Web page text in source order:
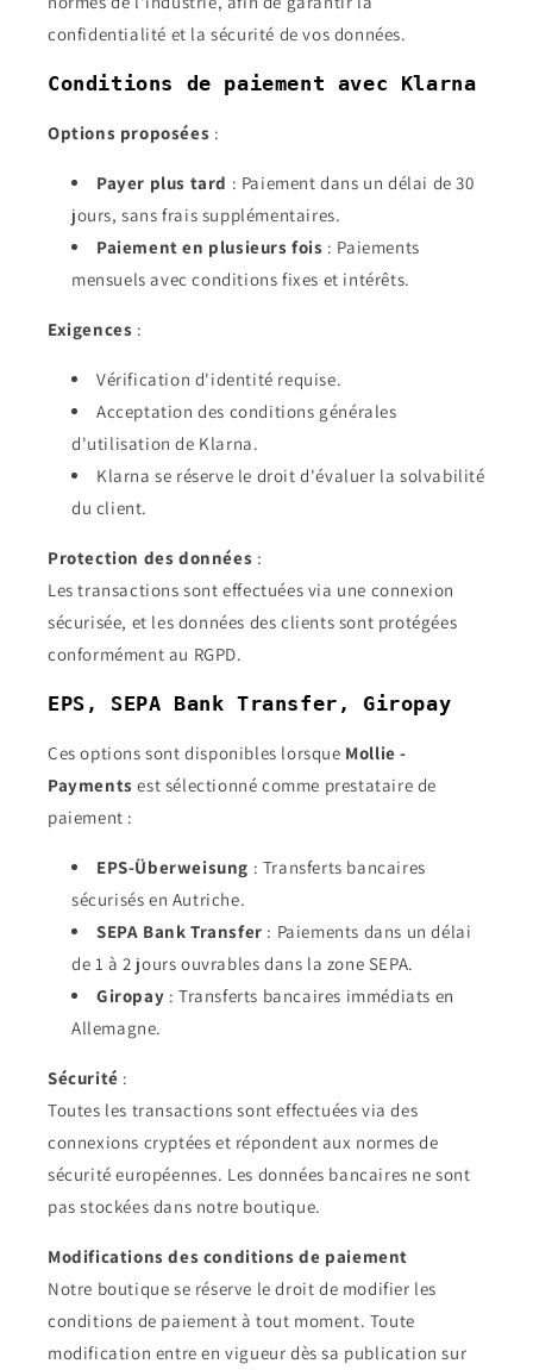
confidentialité et la sécurité de vos données.
Conditions de paiement avec Klarna
Options proposées :
Payer plus tard : Paiement dans un délai de 30
jours, sans frais supplémentaires.
Paiement en plusieurs fois : Paiements
mensuels avec conditions fixes et intérêts.
Exigences :
Vérification d'identité requise.
Acceptation des conditions générales
d'utilisation de Klarna.
Klarna se réserve le droit d'évaluer la solvabilité
du client.
Protection des données :
Les transactions sont effectuées via une connexion
sécurisée, et les données des clients sont protégées
conformément au RGPD.
EPS, SEPA Bank Transfer, Giropay
Ces options sont disponibles lorsque Mollie -
Payments est sélectionné comme prestataire de
paiement :
EPS-Überweisung : Transferts bancaires
sécurisés en Autriche.
SEPA Bank Transfer : Paiements dans un délai
de 1 à 2 jours ouvrables dans la zone SEPA.
Giropay : Transferts bancaires immédiats en
Allemagne.
Sécurité :
Toutes les transactions sont effectuées via des
connexions cryptées et répondent aux normes de
sécurité européennes. Les données bancaires ne sont
pas stockées dans notre boutique.
Modifications des conditions de paiement
Notre boutique se réserve le droit de modifier les
conditions de paiement à tout moment. Toute
modification entre en vigueur dès sa publication sur